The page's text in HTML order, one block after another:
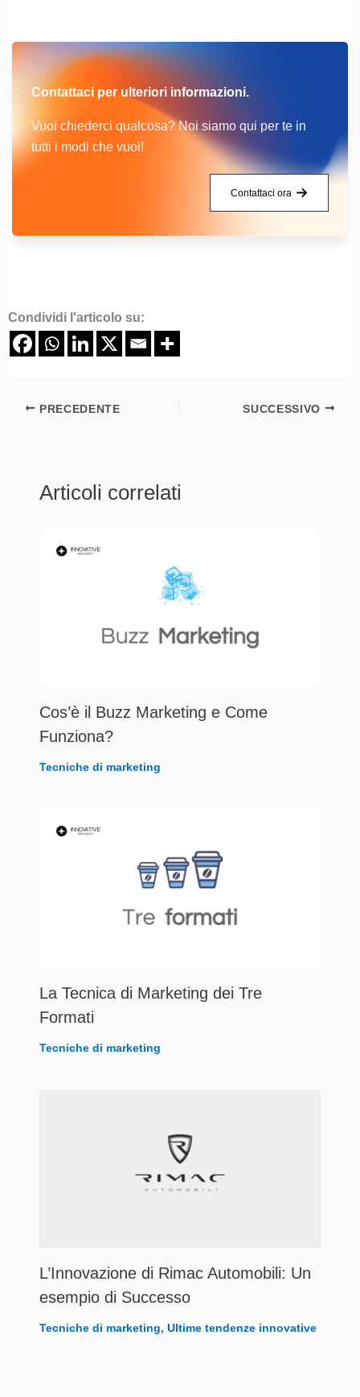
Contattaci per ulteriori informazioni.
Vuoi chiederci qualcosa? Noi siamo qui per te in
tutti i modi che vuoi!
Contattaci ora
Condividi l'articolo su:
PRECEDENTE SUCCESSIVO
Articoli correlati
Cos’è il Buzz Marketing e Come
Funziona?
Tecniche di marketing
La Tecnica di Marketing dei Tre
Formati
Tecniche di marketing
L’Innovazione di Rimac Automobili: Un
esempio di Successo
Tecniche di marketing, Ultime tendenze innovative